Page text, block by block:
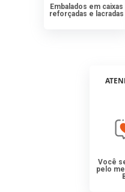
Embalados em caixas
reforçadas e lacradas
Você
pelo